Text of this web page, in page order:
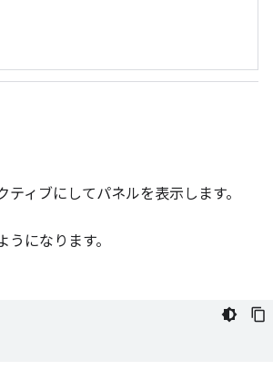
ティブにしてパネルを表示します。
うになります。